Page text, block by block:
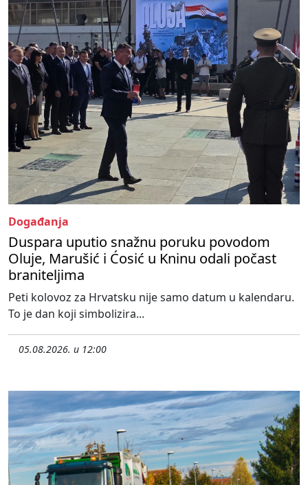
Događanja
Duspara uputio snažnu poruku povodom
Oluje, Marušić i Ćosić u Kninu odali počast
braniteljima
Peti kolovoz za Hrvatsku nije samo datum u kalendaru.
To je dan koji simbolizira...
05.08.2026. u 12:00